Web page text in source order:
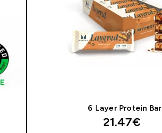
6 Layer Protein Bar
21.47€‎